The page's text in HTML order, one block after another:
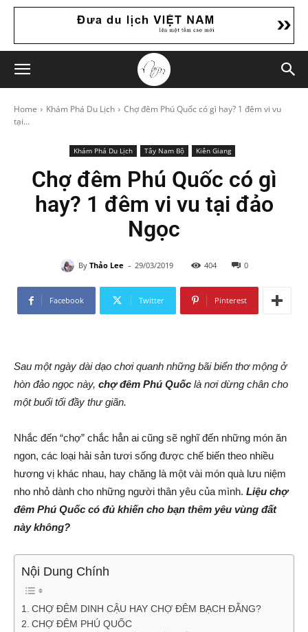
Home Khám Phá Du Lịch
Chợ đêm Phú Quốc có gì hay? 1 đêm vi vu
tại...
Khám Phá Du Lịch Tây Nam Bộ Kiên Giang
Chợ đêm Phú Quốc có gì
hay? 1 đêm vi vu tại đảo
Ngọc
By Thảo Lee - 29/03/2019 404 0
Facebook Twitter Pinterest
Sau một ngày dài dạo chơi quanh những bãi biển thơ mộng ở
hòn đảo ngọc này, chợ đêm Phú Quốc là nơi dừng chân cho
một buổi tối đầy thư giãn.
Nhắc đến “chợ” chắc hẳn ai cũng sẽ nghĩ đến những món ăn
ngon, các loại hải sản tươi sống được chế biến theo nhiều
hương vị khác nhau, hay chăng là một vài món quà lưu niệm
nho nhỏ dành cho những người thân yêu của mình. Liệu chợ
đêm Phú Quốc có đủ khiến cho bạn thêm yêu vùng đất
này không?
Nội Dung Chính
CHỢ ĐÊM DINH CẬU HAY CHỢ ĐÊM BẠCH ĐẰNG?
CHỢ ĐÊM PHÚ QUỐC